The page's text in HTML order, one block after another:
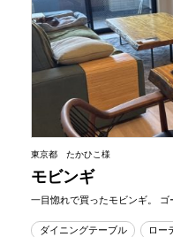
東京都 たかひこ様
モビンギ
一目惚れで買ったモビンギ。
ダイニングテーブル ロー